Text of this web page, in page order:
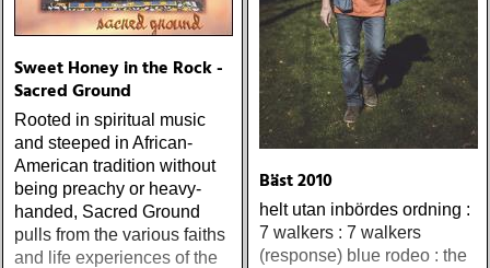
Sweet Honey in the Rock -
Sacred Ground
Rooted in spiritual music
and steeped in African-
American tradition without
being preachy or heavy-
handed, Sacred Ground
pulls from the various faiths
and life experiences of the
Bäst 2010
helt utan inbördes ordning :
7 walkers : 7 walkers
(response) blue rodeo : the